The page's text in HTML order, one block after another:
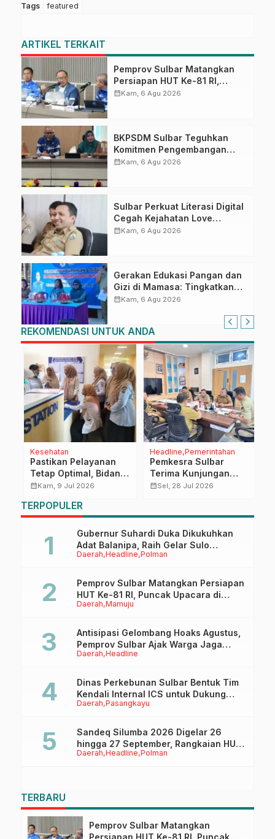
Tags featured
ARTIKEL TERKAIT
Pemprov Sulbar Matangkan
Persiapan HUT Ke-81 RI,
Puncak Upacara di Lapangan
calendar_monthKam, 6 Agu 2026
BKPSDM Sulbar Teguhkan
Komitmen Pengembangan
Kompetensi ASN melalui
calendar_monthKam, 6 Agu 2026
Sulbar Perkuat Literasi Digital
Cegah Kejahatan Love
Scamming
calendar_monthKam, 6 Agu 2026
Gerakan Edukasi Pangan dan
Gizi di Mamasa: Tingkatkan
Pengetahuan dan
calendar_monthKam, 6 Agu 2026
REKOMENDASI UNTUK ANDA
Kesehatan
Pastikan Pelayanan
Tetap Optimal, Bidang
Pelayanan RSUD
Supervisi ke Unit
Pelayanan
calendar_monthKam, 9 Jul 2026
Headline Pemerintahan
Pemkesra Sulbar
Terima Kunjungan
Anggota DPRD
Proses PAW
calendar_monthSel, 28 Jul 2026
TERPOPULER
Daerah Headline Polman
Gubernur Suhardi Duka Dikukuhkan
Adat Balanipa, Raih Gelar Sulo
Tappidena
Daerah Mamuju
Pemprov Sulbar Matangkan Persiapan
HUT Ke-81 RI, Puncak Upacara di
Lapangan Ahmad Kirang
Daerah Headline
Antisipasi Gelombang Hoaks Agustus,
Pemprov Sulbar Ajak Warga Jaga
Ruang Digital
Daerah Pasangkayu
Dinas Perkebunan Sulbar Bentuk Tim
Kendali Internal ICS untuk Dukung
Sertifikasi ISPO Pekebun di
Daerah Headline Polman
Sandeq Silumba 2026 Digelar 26
hingga 27 September, Rangkaian HUT
Sulbar
TERBARU
Pemprov Sulbar Matangkan
Persiapan HUT Ke-81 RI, Puncak